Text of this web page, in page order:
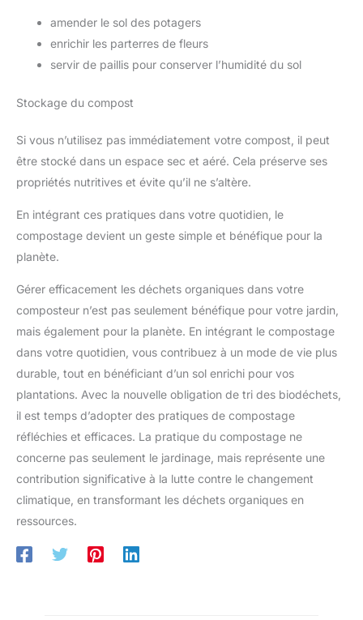
amender le sol des potagers
enrichir les parterres de fleurs
servir de paillis pour conserver l’humidité du sol
Stockage du compost
Si vous n’utilisez pas immédiatement votre compost, il peut
être stocké dans un espace sec et aéré. Cela préserve ses
propriétés nutritives et évite qu’il ne s’altère.
En intégrant ces pratiques dans votre quotidien, le
compostage devient un geste simple et bénéfique pour la
planète.
Gérer efficacement les déchets organiques dans votre
composteur n’est pas seulement bénéfique pour votre jardin,
mais également pour la planète. En intégrant le compostage
dans votre quotidien, vous contribuez à un mode de vie plus
durable, tout en bénéficiant d’un sol enrichi pour vos
plantations. Avec la nouvelle obligation de tri des biodéchets,
il est temps d’adopter des pratiques de compostage
réfléchies et efficaces. La pratique du compostage ne
concerne pas seulement le jardinage, mais représente une
contribution significative à la lutte contre le changement
climatique, en transformant les déchets organiques en
ressources.